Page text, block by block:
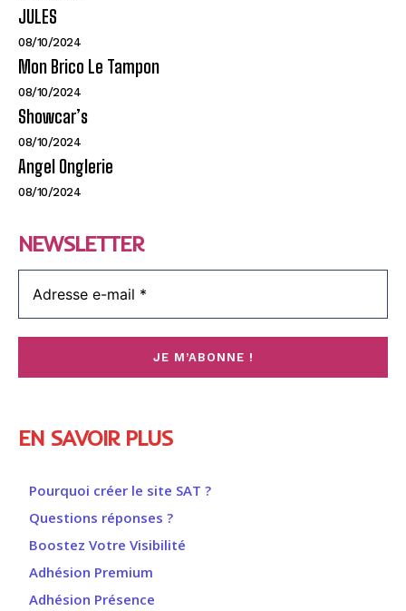
JULES
08/10/2024
Mon Brico Le Tampon
08/10/2024
Showcar’s
08/10/2024
Angel Onglerie
08/10/2024
NEWSLETTER
EN SAVOIR PLUS
Pourquoi créer le site SAT ?
Questions réponses ?
Boostez Votre Visibilité
Adhésion Premium
Adhésion Présence